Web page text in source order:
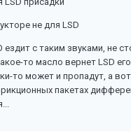
не для LSD
с таким звуками, не
то масло вернет LSD его
то может и пропадут, а
пакетах